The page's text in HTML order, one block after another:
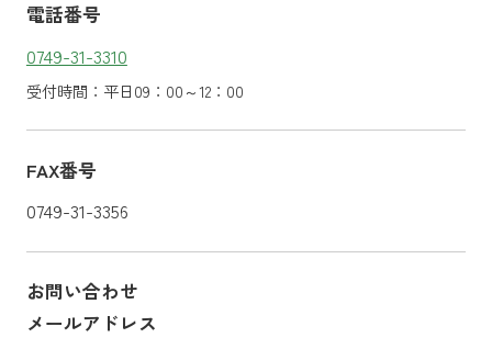
電話番号
0749-31-3310
受付時間：平日09：00～12：00
FAX番号
0749-31-3356
お問い合わせ
メールアドレス